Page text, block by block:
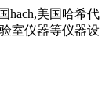
hach,美国哈希代
室仪器等仪器设